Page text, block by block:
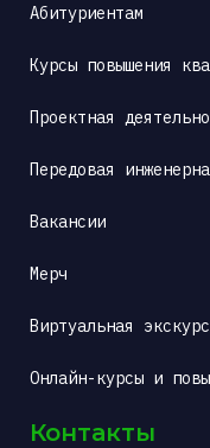
Абитуриентам
Курсы повышения
Проектная
Передовая
Вакансии
Мерч
Виртуальная
Онлайн-курсы и
Контакты